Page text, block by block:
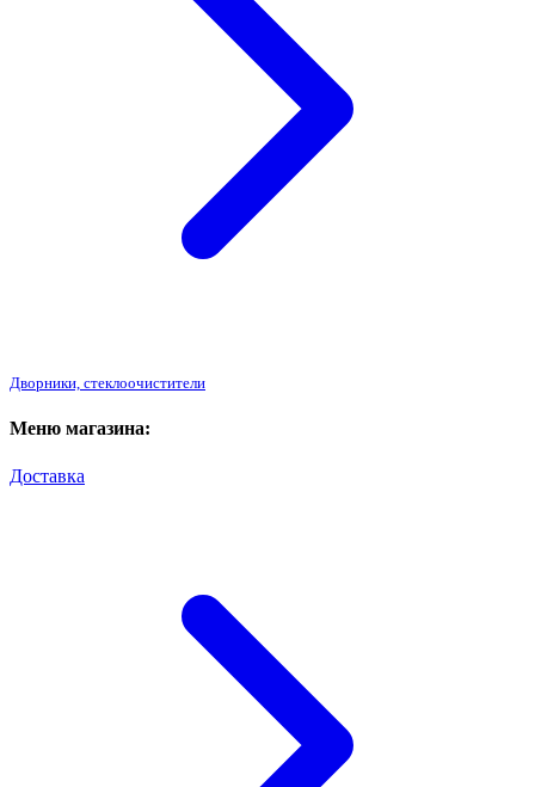
Дворники, стеклоочистители
Меню магазина:
Доставка